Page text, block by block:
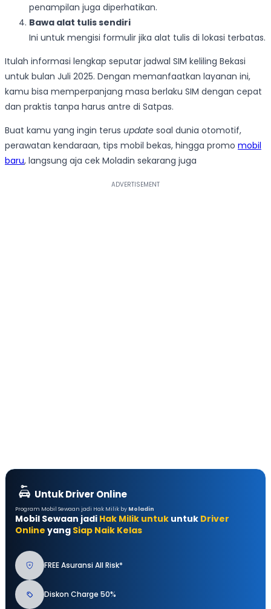
penampilan juga diperhatikan.
Bawa alat tulis sendiri
Ini untuk mengisi formulir jika alat tulis di lokasi terbatas.
Itulah informasi lengkap seputar jadwal SIM keliling Bekasi
untuk bulan Juli 2025. Dengan memanfaatkan layanan ini,
kamu bisa memperpanjang masa berlaku SIM dengan cepat
dan praktis tanpa harus antre di Satpas.
Buat kamu yang ingin terus update soal dunia otomotif,
perawatan kendaraan, tips mobil bekas, hingga promo mobil
baru, langsung aja cek Moladin sekarang juga
Untuk Driver Online
Program Mobil Sewaan jadi Hak Milik by Moladin
Mobil Sewaan jadi Hak Milik untuk untuk Driver
Online yang Siap Naik Kelas
FREE Asuransi All Risk*
Diskon Charge 50%